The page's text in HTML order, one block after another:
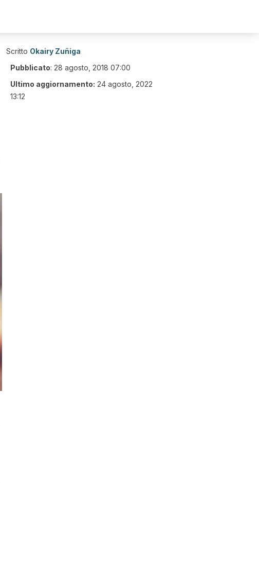
Scritto Okairy Zuñiga
Pubblicato: 28 agosto, 2018 07:00
Ultimo aggiornamento: 24 agosto, 2022
13:12